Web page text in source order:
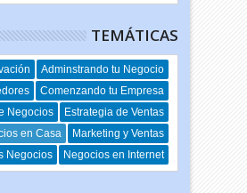
TEMÁTICAS
Adminstrando tu Negocio
Comenzando tu Empresa
Estrategia de Ventas
Negocios
Marketing y Ventas
en Casa
Negocios en Internet
Negocios